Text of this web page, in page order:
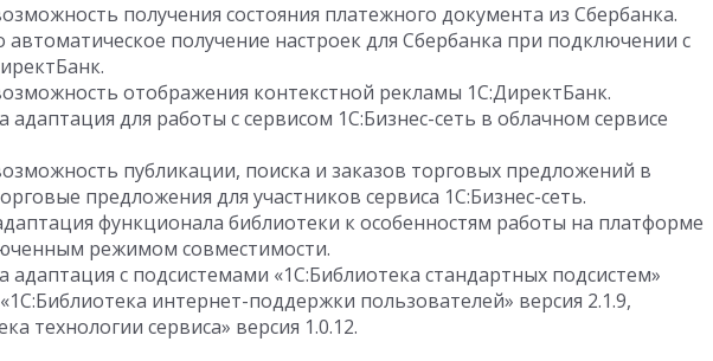
получения состояния платежного документа из Сбербанка.
автоматическое получение настроек для Сбербанка при подключении с
отображения контекстной рекламы 1С:ДиректБанк.
адаптация для работы с сервисом 1С:Бизнес-сеть в облачном сервисе
публикации, поиска и заказов торговых предложений в
предложения для участников сервиса 1С:Бизнес-сеть.
функционала библиотеки к особенностям работы на платформе
режимом совместимости.
адаптация с подсистемами «1С:Библиотека стандартных подсистем»
«1С:Библиотека интернет-поддержки пользователей» версия 2.1.9,
технологии сервиса» версия 1.0.12.